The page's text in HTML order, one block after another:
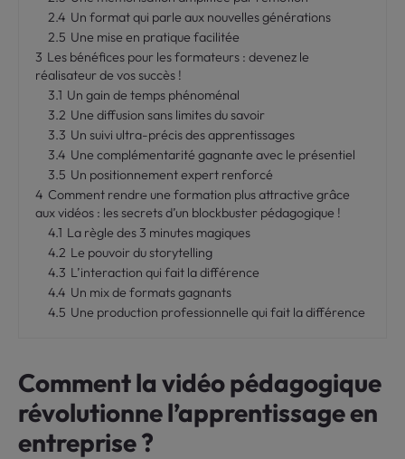
2.4 Un format qui parle aux nouvelles générations
2.5 Une mise en pratique facilitée
3 Les bénéfices pour les formateurs : devenez le
réalisateur de vos succès !
3.1 Un gain de temps phénoménal
3.2 Une diffusion sans limites du savoir
3.3 Un suivi ultra-précis des apprentissages
3.4 Une complémentarité gagnante avec le présentiel
3.5 Un positionnement expert renforcé
4 Comment rendre une formation plus attractive grâce
aux vidéos : les secrets d’un blockbuster pédagogique !
4.1 La règle des 3 minutes magiques
4.2 Le pouvoir du storytelling
4.3 L’interaction qui fait la différence
4.4 Un mix de formats gagnants
4.5 Une production professionnelle qui fait la différence
Comment la vidéo pédagogique
révolutionne l’apprentissage en
entreprise ?